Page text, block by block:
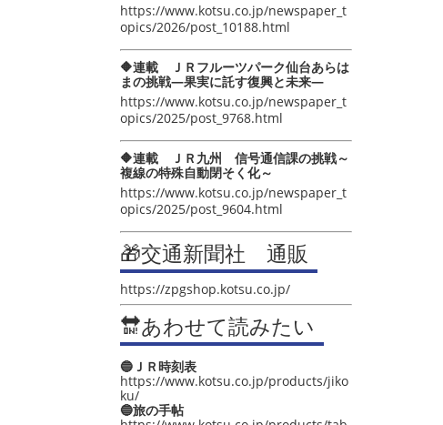
https://www.kotsu.co.jp/newspaper_t
opics/2026/post_10188.html
🔶連載 ＪＲフルーツパーク仙台あらは
まの挑戦―果実に託す復興と未来―
https://www.kotsu.co.jp/newspaper_t
opics/2025/post_9768.html
🔶連載 ＪＲ九州 信号通信課の挑戦～
複線の特殊自動閉そく化～
https://www.kotsu.co.jp/newspaper_t
opics/2025/post_9604.html
🎁交通新聞社 通販
https://zpgshop.kotsu.co.jp/
🔛あわせて読みたい
🔵ＪＲ時刻表
https://www.kotsu.co.jp/products/jiko
ku/
🔵旅の手帖